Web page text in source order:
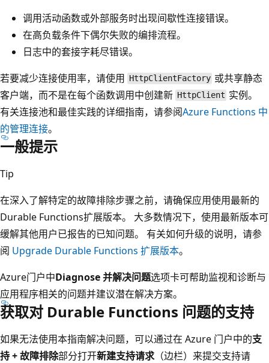
调用活动函数或外部服务时出现间歇性连接错误。
在高负载条件下偶尔失败的编排流程。
日志中的套接字耗尽错误。
若要减少连接使用率，请使用 HttpClientFactory 或共享静态
客户端，而不是在每个函数调用中创建新 HttpClient 实例。
有关连接池和最佳实践的详细指南，请参阅Azure Functions 中
的管理连接。
一般提示
Tip
在深入了解特定的故障排除步骤之前，请确保应用使用最新的
Durable Functions扩展版本。 大多数情况下，使用最新版本可
缓解其他用户已报告的已知问题。 有关如何升级的说明，请参
阅 Upgrade Durable Functions 扩展版本。
Azure门户中Diagnose 并解决问题选项卡可帮助监视和诊断与
应用程序相关的问题并建议潜在解决方案。
获取对 Durable Functions 问题的支持
如果无法使用本指南解决问题，可以通过在 Azure 门户中的支
持 + 故障排除部分打开新建支持请求（边栏）来提交支持请